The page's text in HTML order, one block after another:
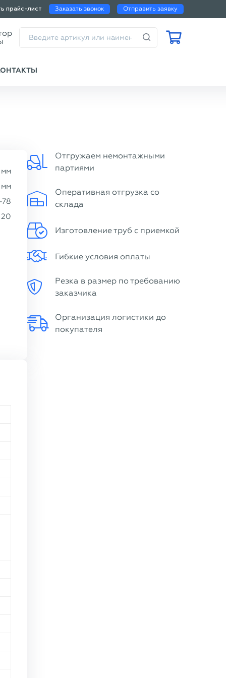
прайс-лист Заказать звонок Отправить заявку
Калькулятор
веса трубы
мм
мм
78
20
Отгружаем немонтажными
партиями
Оперативная отгрузка со
склада
Изготовление труб с приемкой
Гибкие условия оплаты
Резка в размер по требованию
заказчика
Организация логистики до
покупателя